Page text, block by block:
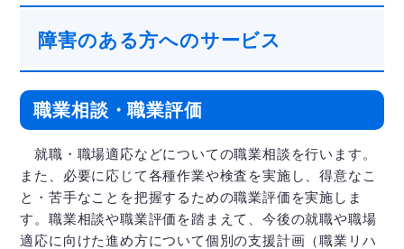
障害のある方へのサービス
職業相談・職業評価
就職・職場適応などについての職業相談を行います。
また、必要に応じて各種作業や検査を実施し、得意なこ
と・苦手なことを把握するための職業評価を実施しま
す。職業相談や職業評価を踏まえて、今後の就職や職場
適応に向けた進め方について個別の支援計画（職業リハ